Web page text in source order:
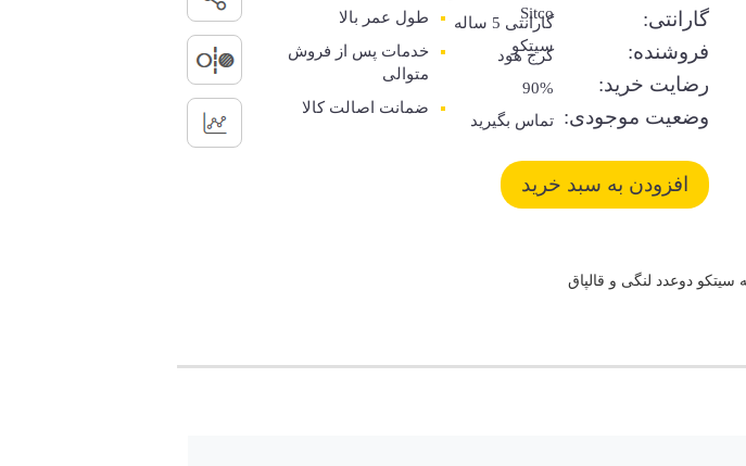
Sitco
گارانتی:
گارانتی 5 ساله
سیتکو
فروشنده: کرج هود
رضایت خرید: 90%
وضعیت موجودی: تماس بگیرید
طول عمر بالا
خدمات پس از فروش
متوالی
ضمانت اصالت کالا